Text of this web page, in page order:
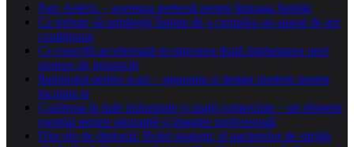
Parc Astérix – aventura perfectă pentru întreaga familie
Ce trebuie să urmărești înainte de a cumpăra un aparat de aer
condiționat
Ce exerciții accelerează recuperarea după implantarea unei
proteze de genunchi
Iluminatul pentru scari – siguranta si design modern pentru
locuinta ta
Curățenia în hale industriale și spații comerciale – un element
esențial pentru siguranță și imagine profesională
Dincolo de diplomă: Rolul strategic al pachetelor de sprijin